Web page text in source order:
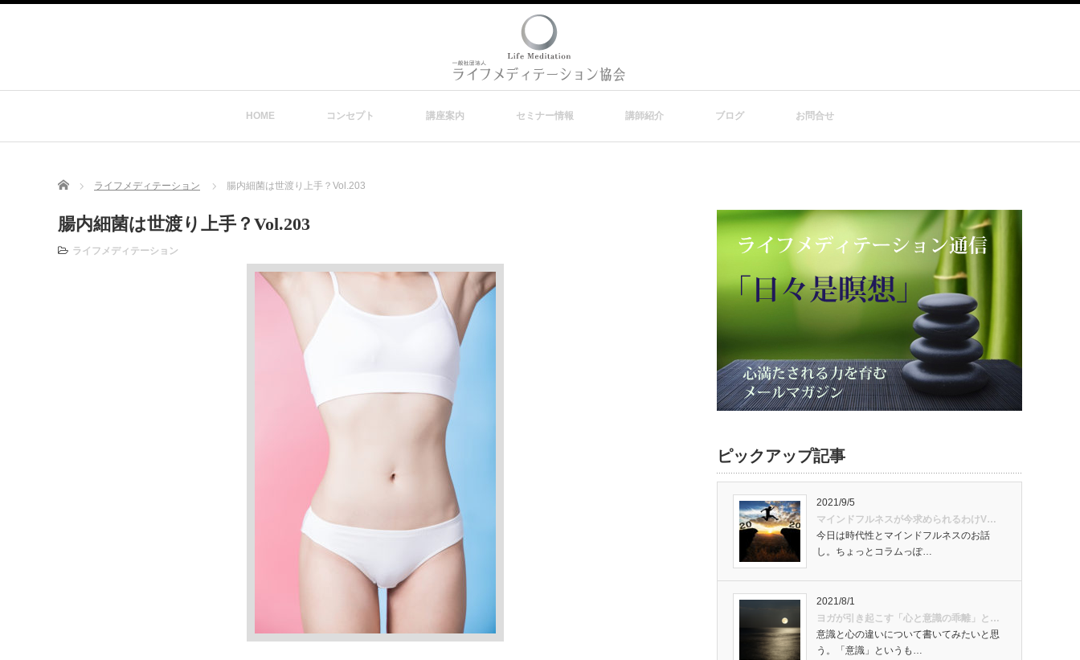
HOME コンセプト 講座案内 セミナー情報 講師紹介 ブログ お問合せ
Home ライフメディテーション 腸内細菌は世渡り上手？Vol.203
腸内細菌は世渡り上手？Vol.203
ライフメディテーション
ピックアップ記事
2021/9/5
マインドフルネスが今求められるわけV…
今日は時代性とマインドフルネスのお話
し。ちょっとコラムっぽ…
2021/8/1
ヨガが引き起こす「心と意識の乖離」と…
意識と心の違いについて書いてみたいと思
う。「意識」というも…